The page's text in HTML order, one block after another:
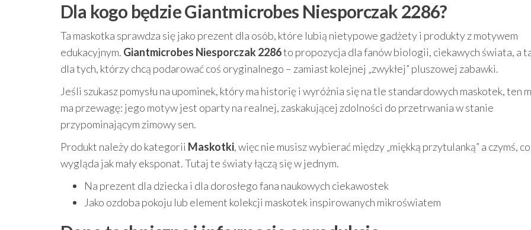
Dla kogo będzie Giantmicrobes Niesporczak 2286?
Ta maskotka sprawdza się jako prezent dla osób, które lubią nietypowe gadżety i produkty z motywem
edukacyjnym. Giantmicrobes Niesporczak 2286to propozycja dla fanów biologii, ciekawych świata, a
dla tych, którzy chcą podarować coś oryginalnego – zamiast kolejnej „zwykłej” pluszowej zabawki.
Jeśli szukasz pomysłu na upominek, który ma historię i wyróżnia się na tle standardowych maskotek, ten
ma przewagę: jego motyw jest oparty na realnej, zaskakującej zdolności do przetrwania w stanie
przypominającym zimowy sen.
Produkt należy do kategorii Maskotki, więc nie musisz wybierać między „miękką przytulanką” a czymś, co
wygląda jak mały eksponat. Tutaj te światy łączą się w jednym.
Na prezent dla dziecka i dla dorosłego fana naukowych ciekawostek
Jako ozdoba pokoju lub element kolekcji maskotek inspirowanych mikroświatem